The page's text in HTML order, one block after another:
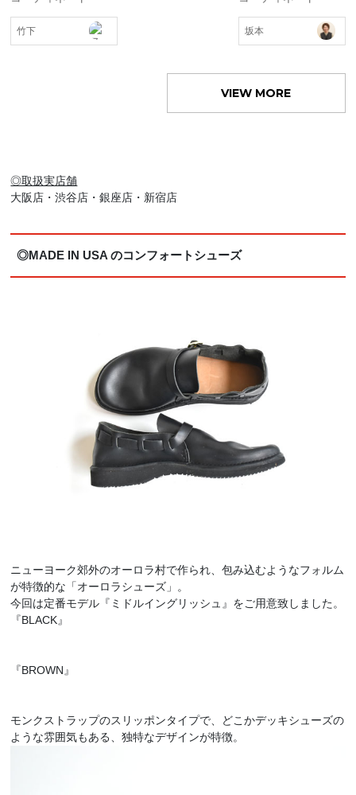
竹下 坂本
VIEW MORE
◎取扱実店舗
大阪店・渋谷店・銀座店・新宿店
◎MADE IN USA のコンフォートシューズ
ニューヨーク郊外のオーロラ村で作られ、包み込むようなフォルム
が特徴的な「オーロラシューズ」。
今回は定番モデル『ミドルイングリッシュ』をご用意致しました。
『BLACK』
『BROWN』
モンクストラップのスリッポンタイプで、どこかデッキシューズの
ような雰囲気もある、独特なデザインが特徴。